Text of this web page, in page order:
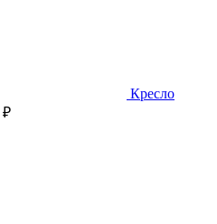
Кресло
₽